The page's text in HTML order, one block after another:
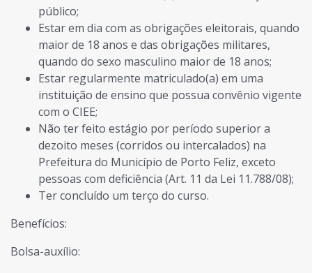
público;
Estar em dia com as obrigações eleitorais, quando
maior de 18 anos e das obrigações militares,
quando do sexo masculino maior de 18 anos;
Estar regularmente matriculado(a) em uma
instituição de ensino que possua convênio vigente
com o CIEE;
Não ter feito estágio por período superior a
dezoito meses (corridos ou intercalados) na
Prefeitura do Município de Porto Feliz, exceto
pessoas com deficiência (Art. 11 da Lei 11.788/08);
Ter concluído um terço do curso.
Benefícios:
Bolsa-auxílio: